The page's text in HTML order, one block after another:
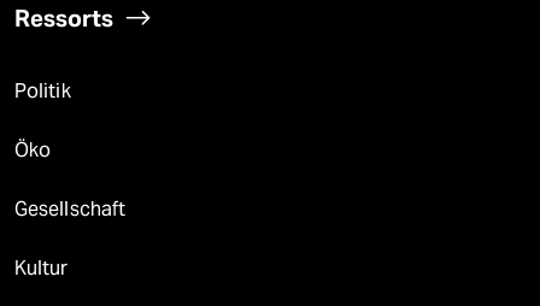
Ressorts
Politik
Öko
Gesellschaft
Kultur